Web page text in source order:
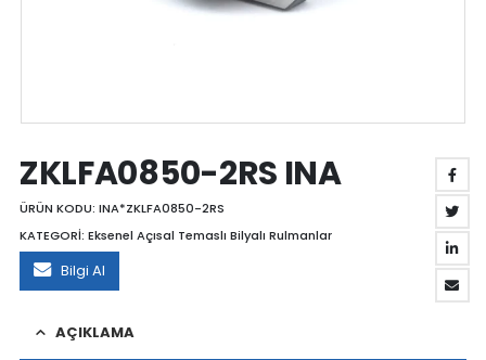
ZKLFA0850-2RS INA
ÜRÜN KODU: INA*ZKLFA0850-2RS
KATEGORİ: Eksenel Açısal Temaslı Bilyalı Rulmanlar
Bilgi Al
AÇIKLAMA